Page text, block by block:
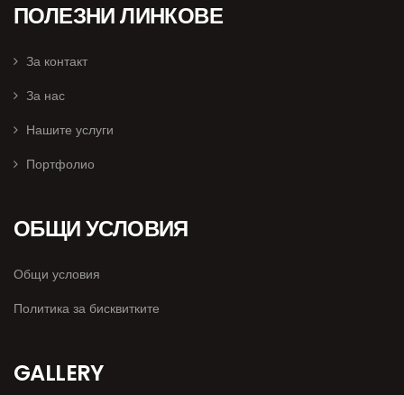
ПОЛЕЗНИ ЛИНКОВЕ
За контакт
За нас
Нашите услуги
Портфолио
ОБЩИ УСЛОВИЯ
Общи условия
Политика за бисквитките
GALLERY